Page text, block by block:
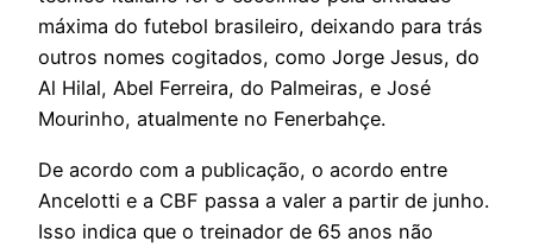
máxima do futebol brasileiro, deixando para trás
outros nomes cogitados, como Jorge Jesus, do
Al Hilal, Abel Ferreira, do Palmeiras, e José
Mourinho, atualmente no Fenerbahçe.
De acordo com a publicação, o acordo entre
Ancelotti e a CBF passa a valer a partir de junho.
Isso indica que o treinador de 65 anos não